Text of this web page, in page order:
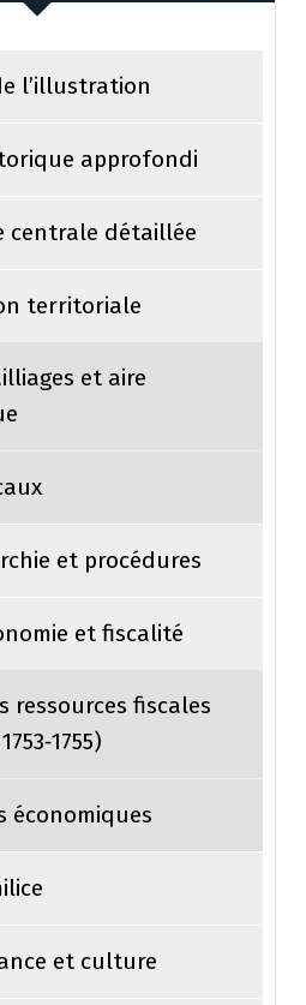
l’illustration
approfondi
centrale détaillée
territoriale
et aire
et procédures
et fiscalité
ressources fiscales
économiques
et culture